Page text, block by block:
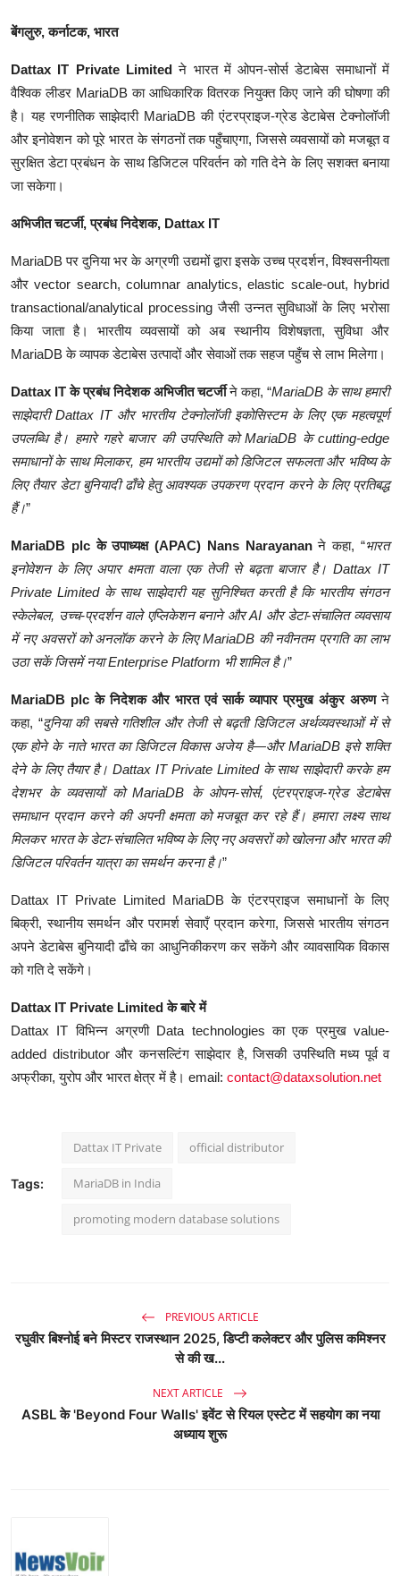
बेंगलुरु, कर्नाटक, भारत
Dattax IT Private Limitedने भारत में ओपन-सोर्स डेटाबेस समाधानों में
वैश्विक लीडर MariaDB का आधिकारिक वितरक नियुक्त किए जाने की घोषणा की
है। यह रणनीतिक साझेदारी MariaDB की एंटरप्राइज-ग्रेड डेटाबेस टेक्नोलॉजी
और इनोवेशन को पूरे भारत के संगठनों तक पहुँचाएगा, जिससे व्यवसायों को मजबूत व
सुरक्षित डेटा प्रबंधन के साथ डिजिटल परिवर्तन को गति देने के लिए सशक्त बनाया
जा सकेगा।
अभिजीत चटर्जी, प्रबंध निदेशक, Dattax IT
MariaDB पर दुनिया भर के अग्रणी उद्यमों द्वारा इसके उच्च प्रदर्शन, विश्वसनीयता
और vector search, columnar analytics, elastic scale-out, hybrid
transactional/analytical processing जैसी उन्नत सुविधाओं के लिए भरोसा
किया जाता है। भारतीय व्यवसायों को अब स्थानीय विशेषज्ञता, सुविधा और
MariaDB के व्यापक डेटाबेस उत्पादों और सेवाओं तक सहज पहुँच से लाभ मिलेगा।
Dattax IT के प्रबंध निदेशक अभिजीत चटर्जीने कहा, “MariaDB के साथ हमारी
साझेदारी Dattax IT और भारतीय टेक्नोलॉजी इकोसिस्टम के लिए एक महत्वपूर्ण
उपलब्धि है। हमारे गहरे बाजार की उपस्थिति को MariaDB के cutting-edge
समाधानों के साथ मिलाकर, हम भारतीय उद्यमों को डिजिटल सफलता और भविष्य के
लिए तैयार डेटा बुनियादी ढाँचे हेतु आवश्यक उपकरण प्रदान करने के लिए प्रतिबद्ध
हैं।”
MariaDB plc के उपाध्यक्ष (APAC) Nans Narayananने कहा, “भारत
इनोवेशन के लिए अपार क्षमता वाला एक तेजी से बढ़ता बाजार है। Dattax IT
Private Limited के साथ साझेदारी यह सुनिश्चित करती है कि भारतीय संगठन
स्केलेबल, उच्च-प्रदर्शन वाले एप्लिकेशन बनाने और AI और डेटा-संचालित व्यवसाय
में नए अवसरों को अनलॉक करने के लिए MariaDB की नवीनतम प्रगति का लाभ
उठा सकें जिसमें नया Enterprise Platform भी शामिल है।”
MariaDB plc के निदेशक और भारत एवं सार्क व्यापार प्रमुख अंकुर अरुणने
कहा, “दुनिया की सबसे गतिशील और तेजी से बढ़ती डिजिटल अर्थव्यवस्थाओं में से
एक होने के नाते भारत का डिजिटल विकास अजेय है—और MariaDB इसे शक्ति
देने के लिए तैयार है। Dattax IT Private Limited के साथ साझेदारी करके हम
देशभर के व्यवसायों को MariaDB के ओपन-सोर्स, एंटरप्राइज-ग्रेड डेटाबेस
समाधान प्रदान करने की अपनी क्षमता को मजबूत कर रहे हैं। हमारा लक्ष्य साथ
मिलकर भारत के डेटा-संचालित भविष्य के लिए नए अवसरों को खोलना और भारत की
डिजिटल परिवर्तन यात्रा का समर्थन करना है।”
Dattax IT Private Limited MariaDB के एंटरप्राइज समाधानों के लिए
बिक्री, स्थानीय समर्थन और परामर्श सेवाएँ प्रदान करेगा, जिससे भारतीय संगठन
अपने डेटाबेस बुनियादी ढाँचे का आधुनिकीकरण कर सकेंगे और व्यावसायिक विकास
को गति दे सकेंगे।
Dattax IT Private Limitedके बारे में
Dattax IT विभिन्न अग्रणी Data technologies का एक प्रमुख value-
added distributor और कनसल्टिंग साझेदार है, जिसकी उपस्थिति मध्य पूर्व व
अफ्रीका, युरोप और भारत क्षेत्र में है। email: contact@dataxsolution.net
Tags:
Dattax IT Private official distributor
MariaDB in India
promoting modern database solutions
PREVIOUS ARTICLE
रघुवीर बिश्नोई बने मिस्टर राजस्थान 2025, डिप्टी कलेक्टर और पुलिस कमिश्नर
से की ख...
NEXT ARTICLE
ASBL के 'Beyond Four Walls' इवेंट से रियल एस्टेट में सहयोग का नया
अध्याय शुरू